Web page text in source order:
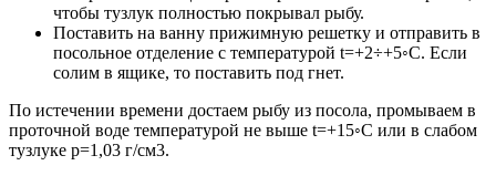
чтобы тузлук полностью покрывал рыбу.
Поставить на ванну прижимную решетку и отправить в
посольное отделение с температурой t=+2÷+5◦С. Если
солим в ящике, то поставить под гнет.
По истечении времени достаем рыбу из посола, промываем в
проточной воде температурой не выше t=+15◦С или в слабом
тузлуке р=1,03 г/см3.